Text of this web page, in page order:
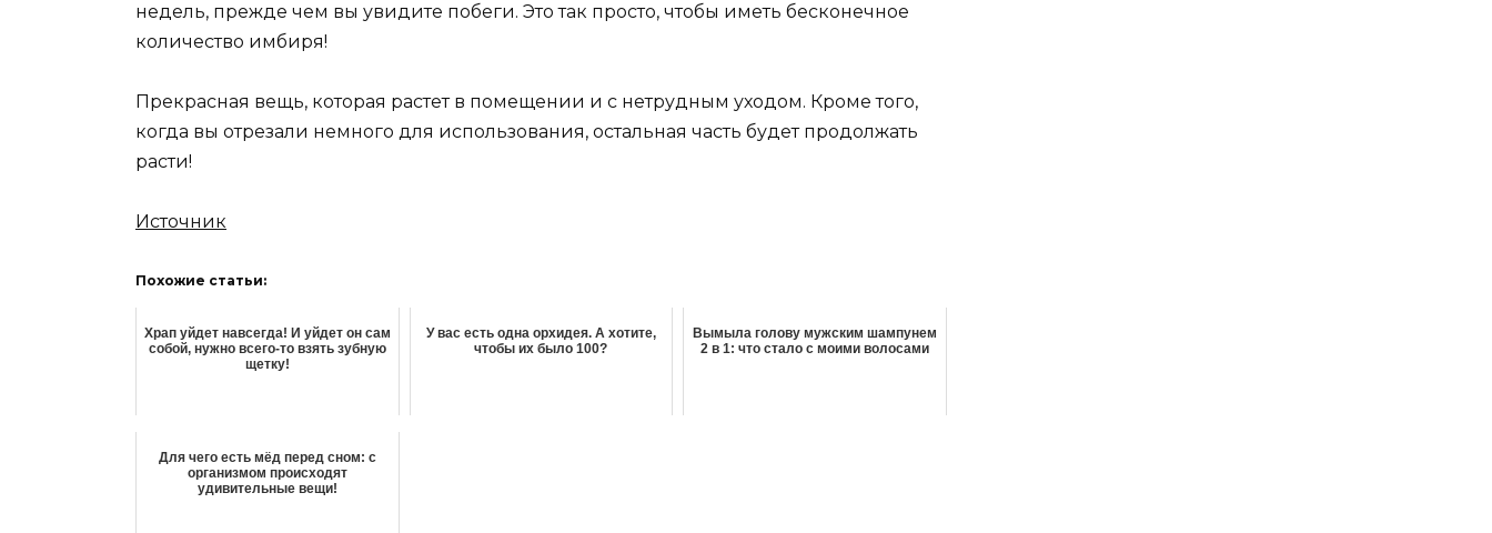
недель, прежде чем вы увидите побеги. Это так просто, чтобы иметь бесконечное
количество имбиря!
Прекрасная вещь, которая растет в помещении и с нетрудным уходом. Кроме того,
когда вы отрезали немного для использования, остальная часть будет продолжать
расти!
Источник
Похожие статьи:
Храп уйдет навсегда! И уйдет он сам
собой, нужно всего-то взять зубную
щетку!
У вас есть одна орхидея. А хотите,
чтобы их было 100?
Вымыла голову мужским шампунем
2 в 1: что стало с моими волосами
Для чего есть мёд перед сном: с
организмом происходят
удивительные вещи!